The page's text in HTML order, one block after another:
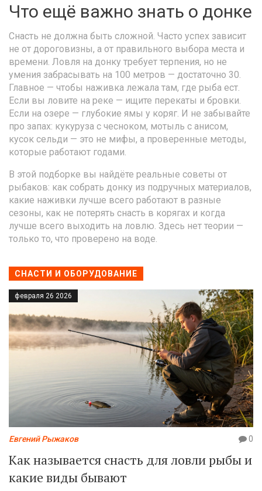
Что ещё важно знать о донке
Снасть не должна быть сложной. Часто успех зависит
не от дороговизны, а от правильного выбора места и
времени. Ловля на донку требует терпения, но не
умения забрасывать на 100 метров — достаточно 30.
Главное — чтобы наживка лежала там, где рыба ест.
Если вы ловите на реке — ищите перекаты и бровки.
Если на озере — глубокие ямы у коряг. И не забывайте
про запах: кукуруза с чесноком, мотыль с анисом,
кусок сельди — это не мифы, а проверенные методы,
которые работают годами.
В этой подборке вы найдёте реальные советы от
рыбаков: как собрать донку из подручных материалов,
какие наживки лучше всего работают в разные
сезоны, как не потерять снасть в корягах и когда
лучше всего выходить на ловлю. Здесь нет теории —
только то, что проверено на воде.
СНАСТИ И ОБОРУДОВАНИЕ
февраля 26 2026
Евгений Рыжаков 0
Как называется снасть для ловли рыбы и
какие виды бывают